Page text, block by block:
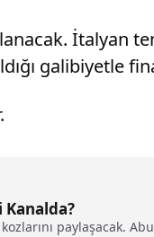
İtalyan
galibiyetle
Kanalda?
paylaşacak.